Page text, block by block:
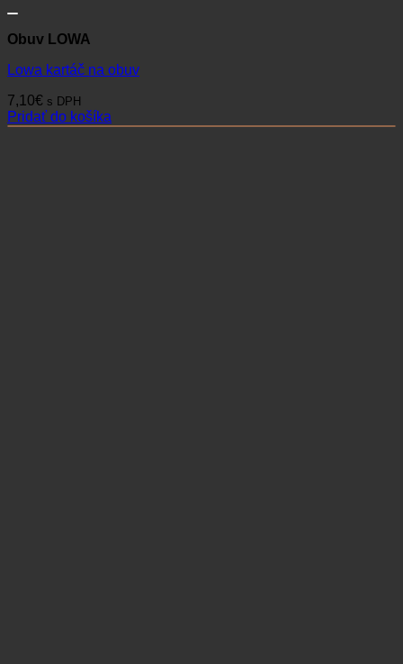
Obuv LOWA
Lowa kartáč na obuv
7,10€ s DPH
Pridať do košíka